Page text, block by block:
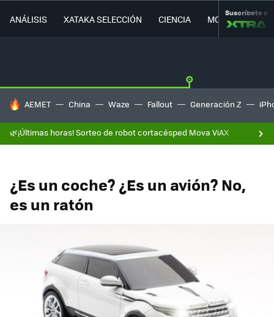
ANÁLISIS XATAKA SELECCIÓN CIENCIA MOVILIDAD
Suscríbete a
HOY SE HABLA DE
AEMET China Waze Fallout Generación Z
🌿¡Últimas horas! Sorteo de robot cortacésped Mova ViAX
¿Es un coche? ¿Es un avión? No,
es un ratón